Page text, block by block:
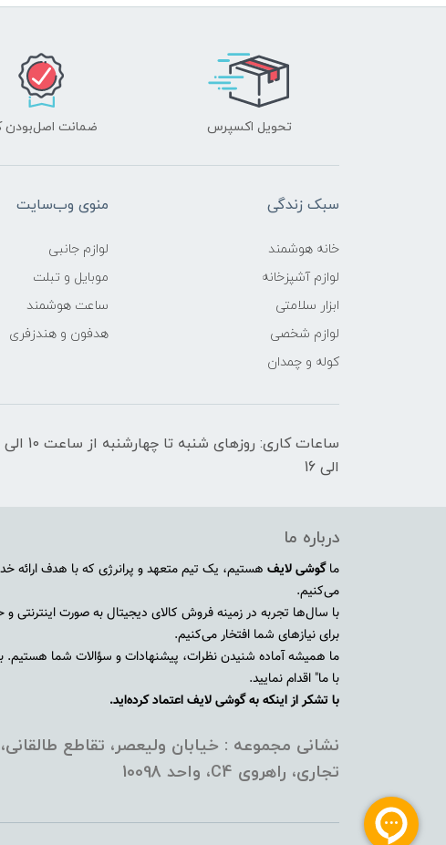
تحویل اکسپرس ضمانت اصل‌بودن
سبک زندگی
خانه هوشمند
لوازم آشپزخانه
ابزار سلامتی
لوازم شخصی
کوله و چمدان
منوی وب‌سایت
لوازم جانبی
موبایل و تبلت
ساعت هوشمند
هدفون و هندزفری
الی 16
درباره ما
ماگوشی لایف هستیم، یک تیم متعهد و پرانرژی که با هدف
می‌کنیم.
با سال‌ها تجربه در زمینه فروش کالای دیجیتال به صورت اینترنتی و
برای نیازهای شما افتخار می‌کنیم.
ما همیشه آماده شنیدن نظرات، پیشنهادات و سؤالات شما هستیم.
با ما" اقدام نمایید.
با تشکر از اینکه به گوشی لایف اعتماد کرده‌اید.
نشانی مجموعه : خیابان ولیعصر، تقاطع
تجاری، راهروی C4، واحد 10098